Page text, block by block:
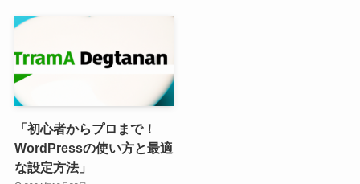
「初心者からプロまで！
WordPressの使い方と最適
な設定方法」